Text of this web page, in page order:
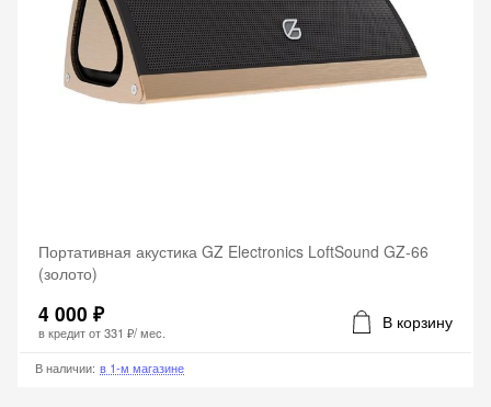
Портативная акустика GZ Electronics LoftSound GZ-66
(золото)
4 000 ₽
в кредит от331 ₽/ мес.
В корзину
В наличии: в 1-м магазине